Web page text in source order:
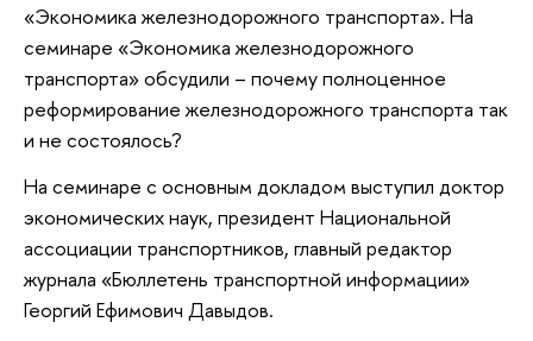
«Экономика железнодорожного транспорта». На
семинаре «Экономика железнодорожного
транспорта» обсудили – почему полноценное
реформирование железнодорожного транспорта так
и не состоялось?
На семинаре с основным докладом выступил доктор
экономических наук, президент Национальной
ассоциации транспортников, главный редактор
журнала «Бюллетень транспортной информации»
Георгий Ефимович Давыдов.